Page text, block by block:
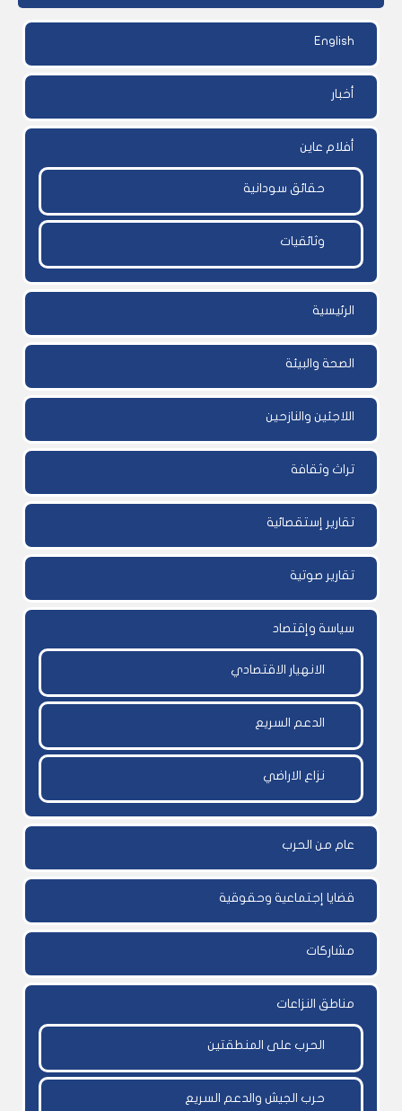
English
أخبار
أفلام عاين
حقائق سودانية
وثائقيات
الرئيسية
الصحة والبيئة
اللاجئين والنازحين
تراث وثقافة
تقارير إستقصائية
تقارير صوتية
سياسة وإقتصاد
الانهيار الاقتصادي
الدعم السريع
نزاع الاراضي
عام من الحرب
قضايا إجتماعية وحقوقية
مشاركات
مناطق النزاعات
الحرب على المنطقتين
حرب الجيش والدعم السريع